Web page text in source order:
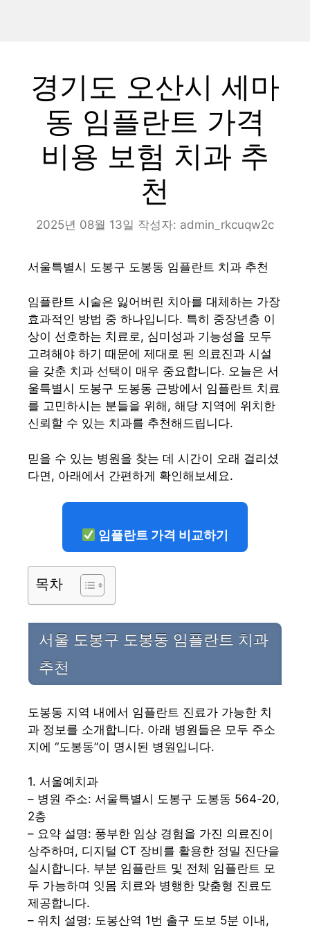
경기도 오산시 세마
동 임플란트 가격
비용 보험 치과 추
천
2025년 08월 13일 작성자: admin_rkcuqw2c
서울특별시 도봉구 도봉동 임플란트 치과 추천
임플란트 시술은 잃어버린 치아를 대체하는 가장
효과적인 방법 중 하나입니다. 특히 중장년층 이
상이 선호하는 치료로, 심미성과 기능성을 모두
고려해야 하기 때문에 제대로 된 의료진과 시설
을 갖춘 치과 선택이 매우 중요합니다. 오늘은 서
울특별시 도봉구 도봉동 근방에서 임플란트 치료
를 고민하시는 분들을 위해, 해당 지역에 위치한
신뢰할 수 있는 치과를 추천해드립니다.
믿을 수 있는 병원을 찾는 데 시간이 오래 걸리셨
다면, 아래에서 간편하게 확인해보세요.
임플란트 가격 비교하기
목차
서울 도봉구 도봉동 임플란트 치과
추천
도봉동 지역 내에서 임플란트 진료가 가능한 치
과 정보를 소개합니다. 아래 병원들은 모두 주소
지에 “도봉동”이 명시된 병원입니다.
1. 서울예치과
– 병원 주소: 서울특별시 도봉구 도봉동 564-20,
2층
– 요약 설명: 풍부한 임상 경험을 가진 의료진이
상주하며, 디지털 CT 장비를 활용한 정밀 진단을
실시합니다. 부분 임플란트 및 전체 임플란트 모
두 가능하며 잇몸 치료와 병행한 맞춤형 진료도
제공합니다.
– 위치 설명: 도봉산역 1번 출구 도보 5분 이내,